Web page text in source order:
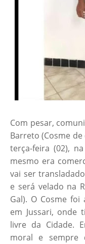
Com pesar,
Barreto (Cosme
terça-feira (02),
mesmo era
vai ser
e será velado na
Gal). O Cosme
em Jussari, onde
livre da Cidade.
moral e sempre